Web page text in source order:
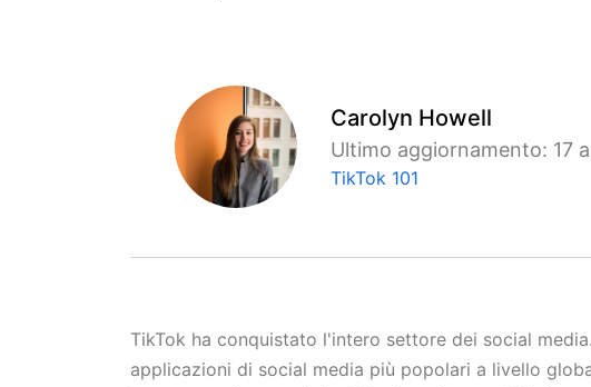
Carolyn Howell
Ultimo aggiornamento: 17
TikTok 101
TikTok ha conquistato l'intero settore dei social
applicazioni di social media più popolari a livello